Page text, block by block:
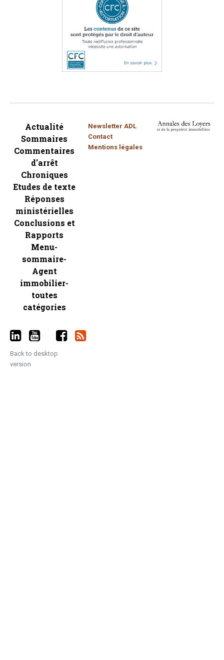
Actualité
Sommaires
Commentaires
d'arrêt
Chroniques
Etudes de texte
Réponses
ministérielles
Conclusions et
Rapports
Menu-
sommaire-
Agent
immobilier-
toutes
catégories
Newsletter ADL
Contact
Mentions légales
Back to desktop
version